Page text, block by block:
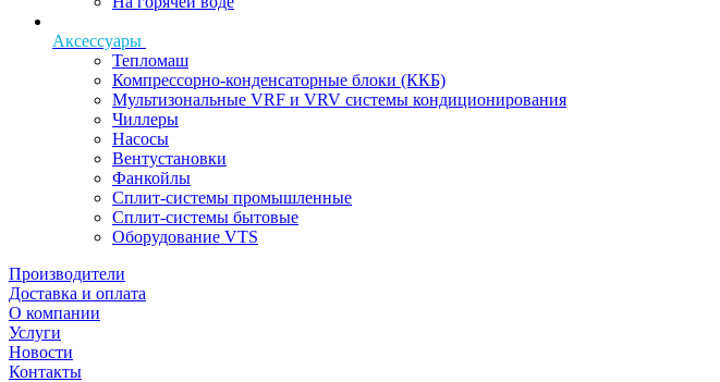
Аксессуары
Тепломаш
Компрессорно-конденсаторные блоки (ККБ)
Мультизональные VRF и VRV системы кондиционирования
Чиллеры
Насосы
Вентустановки
Фанкойлы
Сплит-системы промышленные
Сплит-системы бытовые
Оборудование VTS
Производители
Доставка и оплата
О компании
Услуги
Новости
Контакты